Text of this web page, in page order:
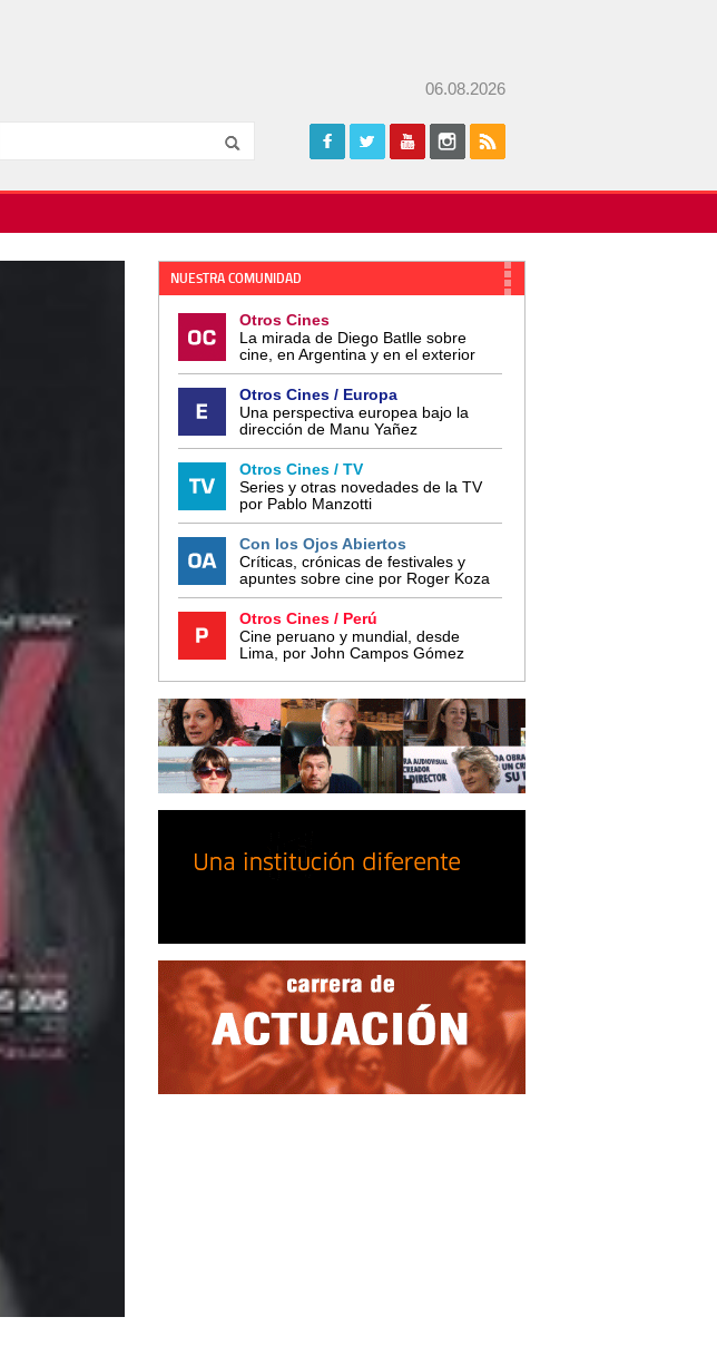
06.08.2026
NUESTRA COMUNIDAD
Otros Cines
La mirada de Diego Batlle sobre
cine, en Argentina y en el exterior
Otros Cines / Europa
Una perspectiva europea bajo la
dirección de Manu Yañez
Otros Cines / TV
Series y otras novedades de la TV
por Pablo Manzotti
Con los Ojos Abiertos
Críticas, crónicas de festivales y
apuntes sobre cine por Roger Koza
Otros Cines / Perú
Cine peruano y mundial, desde
Lima, por John Campos Gómez